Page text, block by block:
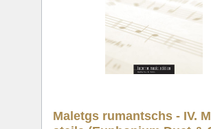
Maletgs rumantschs - IV.